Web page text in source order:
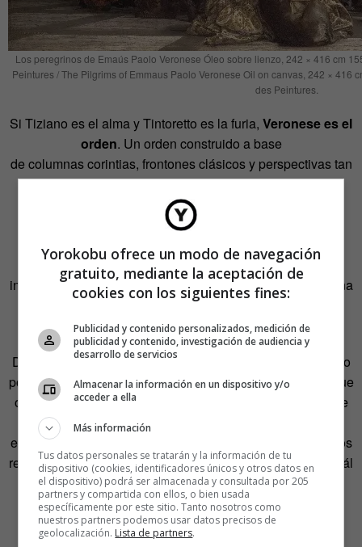
Los peregrinos de Emaús Paolo Veronese Óleo sobre lienzo, 242 × 416 cm
Peintures / The Pilgrims of Emmaus Paolo Veronese Oil on canvas, 242 × 416
des Peintures.
Si Tiziano es el alma y Tintoretto es la furia, Veronese es el
orden. Un orden construido a base
de columnas corintias, frontones clásicos y perspectivas tan
limpias que harían llorar de
felicidad a Vitruvio. Pero no es solo su precisión lo que
deslumbra. Es la manera en que articula
espacios complejos y los hace legibles al ojo. Como si el
espectador también entrara en escena,
invitado a recorrer pasillos visuales que no llevan a ninguna
parte salvo al placer estético.
Todo en su sitio, incluso lo que sobra
De hecho, en 1573, Veronese fue citado por el Santo Oficio
por una de susarquitecturas. Más concretamente, por lo que
ocurría dentro de ella. Había pintado una Última Cena que
parecía más un capítulo de «Venecia Shore» que una
escena sacra: bufones, enanos y soldados alemanes, todos
reunidos en una composición palaciega monumental. ¿Cuál
era el problema?
Que no eran «adecuados» para una representación
religiosa. ¿Y cuál fue la defensa del pintor?
Yorokobu ofrece un modo de navegación
gratuito, mediante la aceptación de
cookies con los siguientes fines:
Publicidad y contenido personalizados, medición de
publicidad y contenido, investigación de audiencia y
desarrollo de servicios
Almacenar la información en un dispositivo y/o
acceder a ella
Más información
Tus datos personales se tratarán y la información de tu
dispositivo (cookies, identificadores únicos y otros datos en
el dispositivo) podrá ser almacenada y consultada por 205
partners y compartida con ellos, o bien usada
específicamente por este sitio. Tanto nosotros como
nuestros partners podemos usar datos precisos de
geolocalización. Lista de partners.